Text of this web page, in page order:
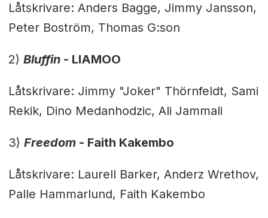
Låtskrivare: Anders Bagge, Jimmy Jansson,
Peter Boström, Thomas G:son
2) Bluffin- LIAMOO
Låtskrivare: Jimmy "Joker" Thörnfeldt, Sami
Rekik, Dino Medanhodzic, Ali Jammali
3) Freedom- Faith Kakembo
Låtskrivare: Laurell Barker, Anderz Wrethov,
Palle Hammarlund, Faith Kakembo